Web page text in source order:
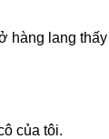
hànɡ lanɡ
của tôi.